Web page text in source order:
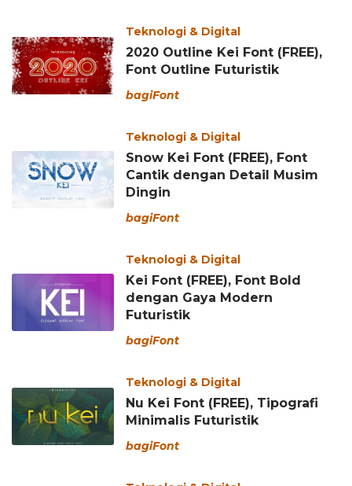
Teknologi & Digital
2020 Outline Kei Font (FREE),
Font Outline Futuristik
bagiFont
Teknologi & Digital
Snow Kei Font (FREE), Font
Cantik dengan Detail Musim
Dingin
bagiFont
Teknologi & Digital
Kei Font (FREE), Font Bold
dengan Gaya Modern
Futuristik
bagiFont
Teknologi & Digital
Nu Kei Font (FREE), Tipografi
Minimalis Futuristik
bagiFont